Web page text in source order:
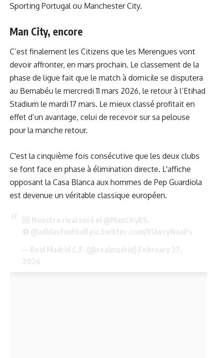
Sporting Portugal ou Manchester City.
Man City, encore
C’est finalement les Citizens que les Merengues vont
devoir affronter, en mars prochain. Le classement de la
phase de ligue fait que le match à domicile se disputera
au Bernabéu le mercredi 11 mars 2026, le retour à l’Etihad
Stadium le mardi 17 mars. Le mieux classé profitait en
effet d’un avantage, celui de recevoir sur sa pelouse
pour la manche retour.
C'est la cinquième fois consécutive que les deux clubs
se font face en phase à élimination directe. L'affiche
opposant la Casa Blanca aux hommes de Pep Guardiola
est devenue un véritable classique européen.